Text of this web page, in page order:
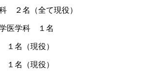
２名（全て現役）
医学科 １名
名（現役）
名（現役）